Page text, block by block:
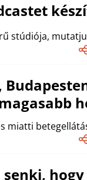
stúdiója,
miatti